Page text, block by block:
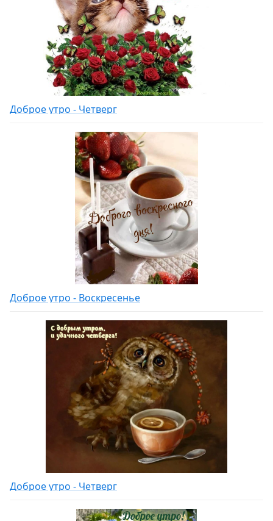
Доброе утро - Четверг
Доброе утро - Воскресенье
Доброе утро - Четверг